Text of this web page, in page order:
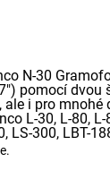
N-30
pomocí
i pro
L-30, L-80, L-
LS-300, LBT-